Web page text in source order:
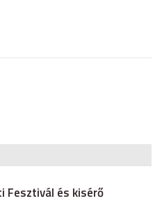
Fesztivál és kisérő